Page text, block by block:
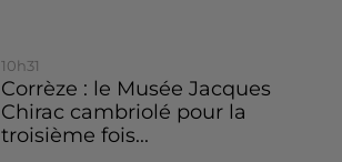
10h31
Corrèze : le Musée Jacques
Chirac cambriolé pour la
troisième fois...